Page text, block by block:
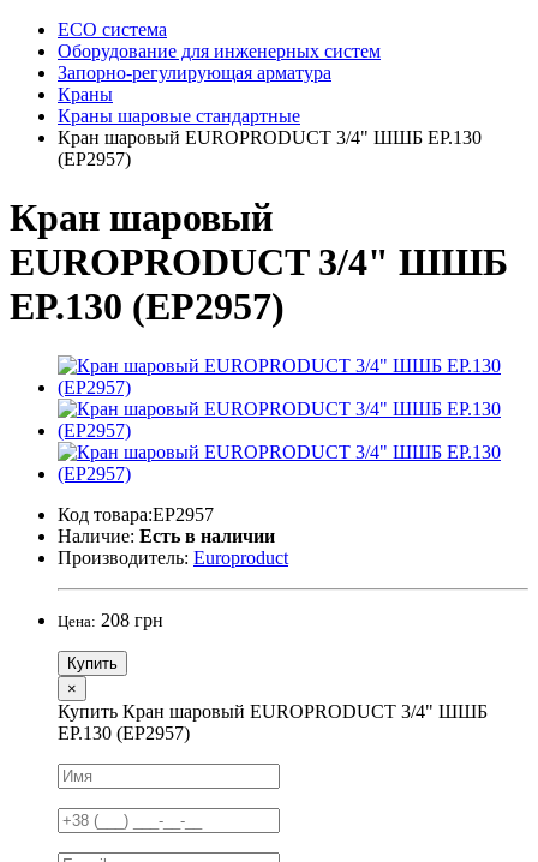
ECO система
Оборудование для инженерных систем
Запорно-регулирующая арматура
Краны
Краны шаровые стандартные
Кран шаровый EUROPRODUCT 3/4" ШШБ EP.130
(EP2957)
Кран шаровый
EUROPRODUCT 3/4" ШШБ
EP.130 (EP2957)
Код товара:EP2957
Наличие: Есть в наличии
Производитель: Europroduct
Цена: 208 грн
Купить
×
Купить Кран шаровый EUROPRODUCT 3/4" ШШБ
EP.130 (EP2957)